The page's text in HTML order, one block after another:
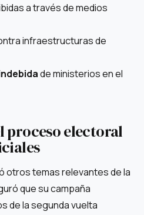
a través de medios
infraestructuras de
de ministerios en el
proceso electoral
otros temas relevantes de la
que su campaña
de la segunda vuelta